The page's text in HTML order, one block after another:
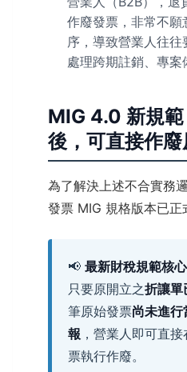
作廢發票，非常不
序，導致營業人往
處理跨期註銷、專案
MIG 4.0 新規
後，可直接作廢
為了解決上述不合實務
發票 MIG 規格版本已正
📢 最新財稅規範核心
只要原開立之折讓單
筆原始發票尚未進行
報 ，營業人即可直
票執行作廢。